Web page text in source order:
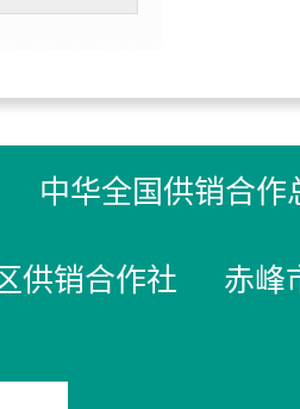
中华全国供销合作
供销合作社 赤峰